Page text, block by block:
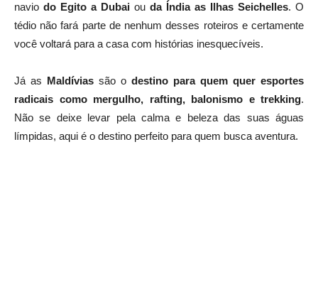
navio do Egito a Dubai ou da Índia as Ilhas Seichelles. O
tédio não fará parte de nenhum desses roteiros e certamente
você voltará para a casa com histórias inesquecíveis.
Já as Maldívias são o destino para quem quer esportes
radicais como mergulho, rafting, balonismo e trekking.
Não se deixe levar pela calma e beleza das suas águas
límpidas, aqui é o destino perfeito para quem busca aventura.